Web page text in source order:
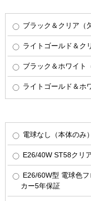
ブラック＆クリア（
ライトゴールド＆ク
ブラック＆ホワイト
ライトゴールド＆ホ
電球なし（本体のみ）
E26/40W ST58クリ
E26/60W型 電球色
カー5年保証